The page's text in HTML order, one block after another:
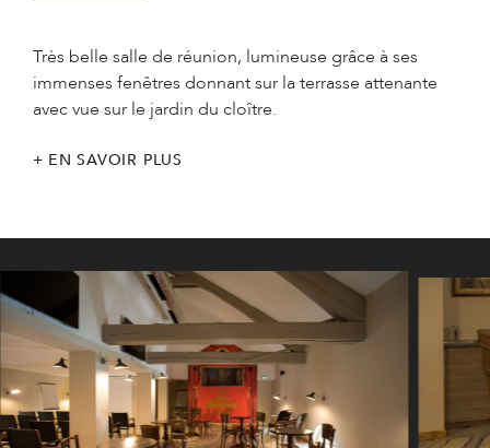
Très belle salle de réunion, lumineuse grâce à ses
immenses fenêtres donnant sur la terrasse attenante
avec vue sur le jardin du cloître.
EN SAVOIR PLUS